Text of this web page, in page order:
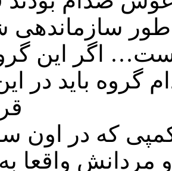
سازماندهی
اگر این گروه
گروه باید در
که در اون
واقعا